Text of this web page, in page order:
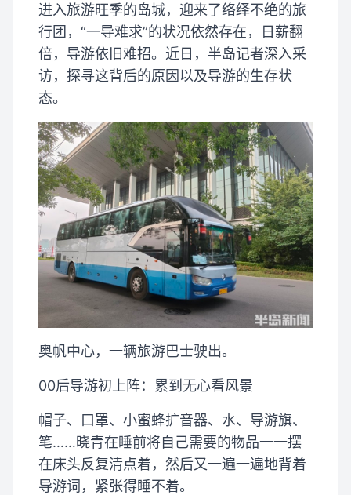
进入旅游旺季的岛城，迎来了络绎不绝的旅
行团，“一导难求”的状况依然存在，日薪翻
倍，导游依旧难招。近日，半岛记者深入采
访，探寻这背后的原因以及导游的生存状
态。
奥帆中心，一辆旅游巴士驶出。
00后导游初上阵：累到无心看风景
帽子、口罩、小蜜蜂扩音器、水、导游旗、
笔……晓青在睡前将自己需要的物品一一摆
在床头反复清点着，然后又一遍一遍地背着
导游词，紧张得睡不着。